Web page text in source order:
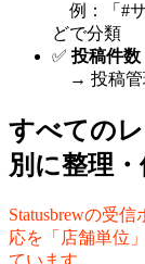
例：「#
どで分類
✅投稿件数
→ 投稿管
すべての
別に整理・
Statusbrewの受
応を「店舗単位
ています。